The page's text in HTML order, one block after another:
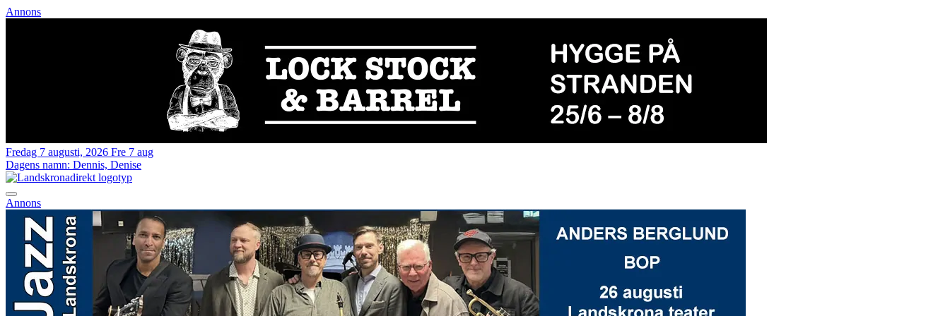
Annons
Fredag 7 augusti, 2026 Fre 7 aug
Dagens namn: Dennis, Denise
Annons